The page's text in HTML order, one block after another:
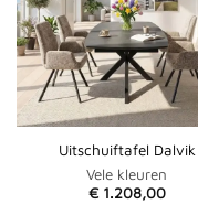
Uitschuiftafel Dalvik
Vele kleuren
€1.208,00